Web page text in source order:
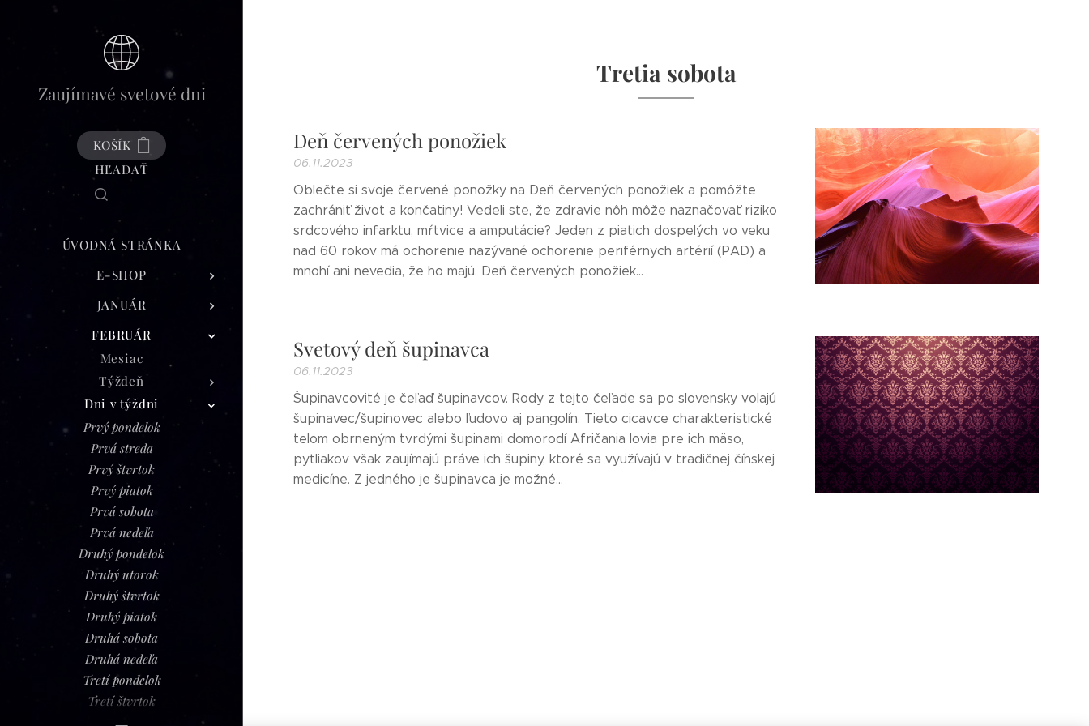
Zaujímavé svetové dni
KOŠÍK
HĽADAŤ
ÚVODNÁ STRÁNKA
E-SHOP
JANUÁR
FEBRUÁR
Mesiac
Týždeň
Dni v týždni
Prvý pondelok
Prvá streda
Prvý štvrtok
Prvý piatok
Prvá sobota
Prvá nedeľa
Druhý pondelok
Druhý utorok
Druhý štvrtok
Druhý piatok
Druhá sobota
Druhá nedeľa
Tretí pondelok
Tretí štvrtok
Tretí piatok
Tretia sobota
Deň červených ponožiek
06.11.2023
Oblečte si svoje červené ponožky na Deň červených ponožiek a pomôžte
zachrániť život a končatiny! Vedeli ste, že zdravie nôh môže naznačovať riziko
srdcového infarktu, mŕtvice a amputácie? Jeden z piatich dospelých vo veku
nad 60 rokov má ochorenie nazývané ochorenie periférnych artérií (PAD) a
mnohí ani nevedia, že ho majú. Deň červených ponožiek...
Svetový deň šupinavca
06.11.2023
Šupinavcovité je čeľaď šupinavcov. Rody z tejto čeľade sa po slovensky volajú
šupinavec/šupinovec alebo ľudovo aj pangolín. Tieto cicavce charakteristické
telom obrneným tvrdými šupinami domorodí Afričania lovia pre ich mäso,
pytliakov však zaujímajú práve ich šupiny, ktoré sa využívajú v tradičnej čínskej
medicíne. Z jedného je šupinavca je možné...